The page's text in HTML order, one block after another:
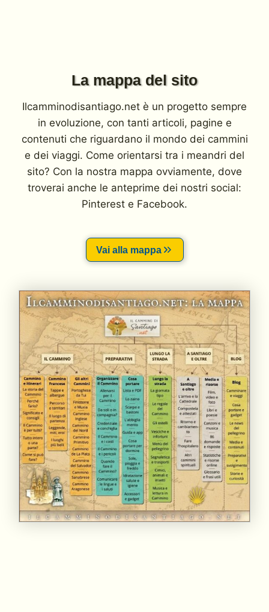
La mappa del sito
Ilcamminodisantiago.net è un progetto sempre
in evoluzione, con tanti articoli, pagine e
contenuti che riguardano il mondo dei cammini
e dei viaggi. Come orientarsi tra i meandri del
sito? Con la nostra mappa ovviamente, dove
troverai anche le anteprime dei nostri social:
Pinterest e Facebook.
Vai alla mappa